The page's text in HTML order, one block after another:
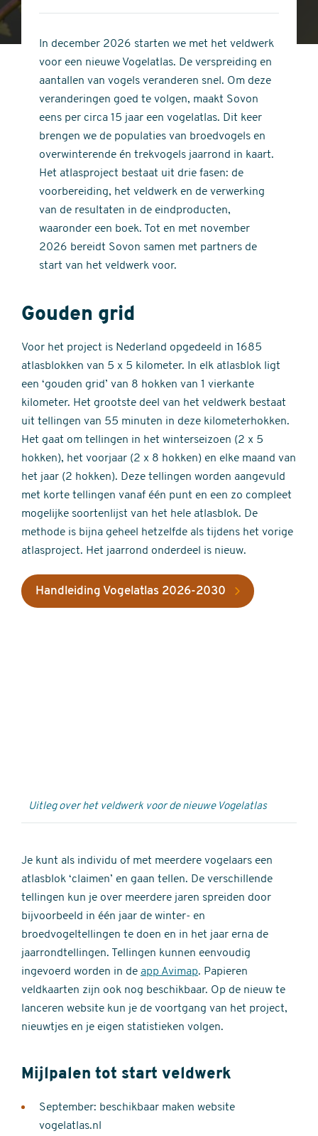
stars
of
stars
In december 2026 starten we met het veldwerk
voor een nieuwe Vogelatlas. De verspreiding en
aantallen van vogels veranderen snel. Om deze
veranderingen goed te volgen, maakt Sovon
eens per circa 15 jaar een vogelatlas. Dit keer
brengen we de populaties van broedvogels en
overwinterende én trekvogels jaarrond in kaart.
Het atlasproject bestaat uit drie fasen: de
voorbereiding, het veldwerk en de verwerking
van de resultaten in de eindproducten,
waaronder een boek. Tot en met november
2026 bereidt Sovon samen met partners de
start van het veldwerk voor.
Gouden grid
Voor het project is Nederland opgedeeld in 1685
atlasblokken van 5 x 5 kilometer. In elk atlasblok ligt
een ‘gouden grid’ van 8 hokken van 1 vierkante
kilometer. Het grootste deel van het veldwerk bestaat
uit tellingen van 55 minuten in deze kilometerhokken.
Het gaat om tellingen in het winterseizoen (2 x 5
hokken), het voorjaar (2 x 8 hokken) en elke maand van
het jaar (2 hokken). Deze tellingen worden aangevuld
met korte tellingen vanaf één punt en een zo compleet
mogelijke soortenlijst van het hele atlasblok. De
methode is bijna geheel hetzelfde als tijdens het vorige
atlasproject. Het jaarrond onderdeel is nieuw.
Handleiding Vogelatlas 2026-2030
Uitleg over het veldwerk voor de nieuwe Vogelatlas
Je kunt als individu of met meerdere vogelaars een
atlasblok ‘claimen’ en gaan tellen. De verschillende
tellingen kun je over meerdere jaren spreiden door
bijvoorbeeld in één jaar de winter- en
broedvogeltellingen te doen en in het jaar erna de
jaarrondtellingen. Tellingen kunnen eenvoudig
ingevoerd worden in de app Avimap. Papieren
veldkaarten zijn ook nog beschikbaar. Op de nieuw te
lanceren website kun je de voortgang van het project,
nieuwtjes en je eigen statistieken volgen.
Mijlpalen tot start veldwerk
September: beschikbaar maken website
vogelatlas.nl